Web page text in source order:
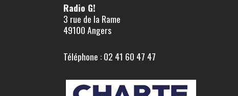
Radio G!
3 rue de la Rame
49100 Angers
Téléphone : 02 41 60 47 47